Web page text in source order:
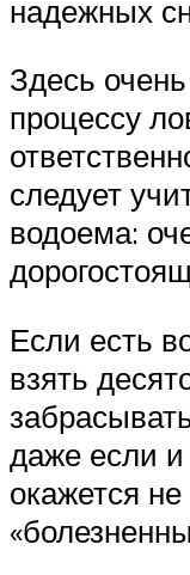
надежных
Здесь
процессу
следует
водоема:
Если есть
взять
даже если и
окажется